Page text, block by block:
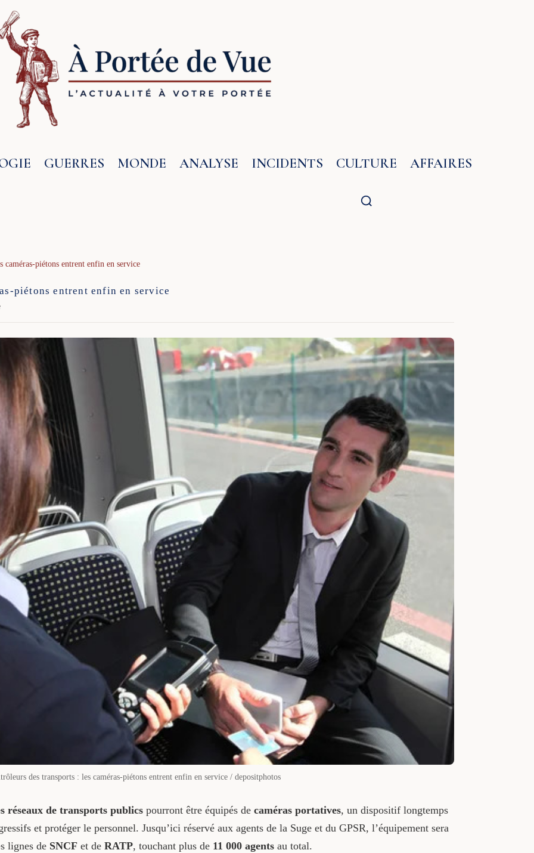
GUERRES MONDE ANALYSE INCIDENTS CULTURE AFFAIRES
caméras-piétons entrent enfin en service
piétons entrent enfin en service
des transports : les caméras-piétons entrent enfin en service / depositphotos
réseaux de transports publicspourront être équipés de caméras portatives, un dispositif longtemps
et protéger le personnel. Jusqu’ici réservé aux agents de la Suge et du GPSR, l’équipement sera
lignes de SNCFet de RATP, touchant plus de 11 000 agentsau total.